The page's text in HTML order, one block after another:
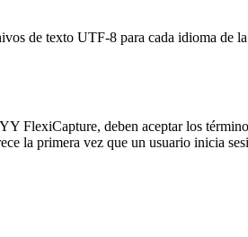
de texto UTF-8 para cada idioma de
FlexiCapture, deben aceptar los
la primera vez que un usuario inicia